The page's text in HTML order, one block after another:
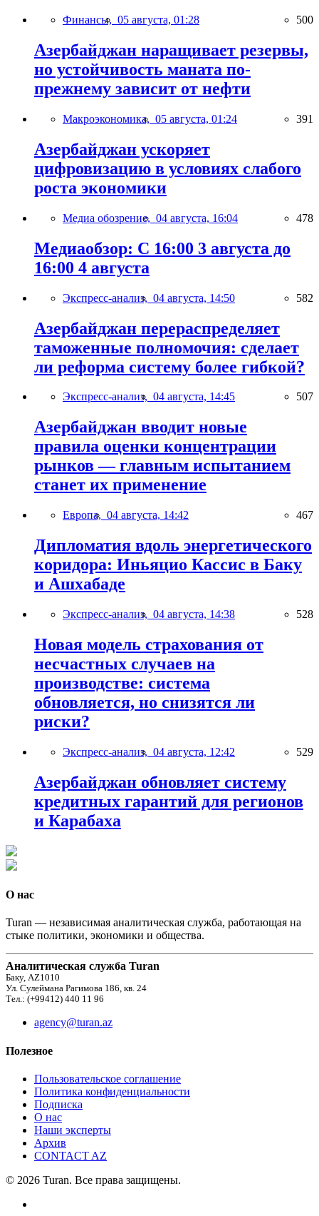
Финансы, 05 августа, 01:28 500
Азербайджан наращивает резервы,
но устойчивость маната по-
прежнему зависит от нефти
Макроэкономика, 05 августа, 01:24 391
Азербайджан ускоряет
цифровизацию в условиях слабого
роста экономики
Медиа обозрение, 04 августа, 16:04 478
Медиаобзор: С 16:00 3 августа до
16:00 4 августа
Экспресс-анализ, 04 августа, 14:50 582
Азербайджан перераспределяет
таможенные полномочия: сделает
ли реформа систему более гибкой?
Экспресс-анализ, 04 августа, 14:45 507
Азербайджан вводит новые
правила оценки концентрации
рынков — главным испытанием
станет их применение
Европа, 04 августа, 14:42 467
Дипломатия вдоль энергетического
коридора: Иньяцио Кассис в Баку
и Ашхабаде
Экспресс-анализ, 04 августа, 14:38 528
Новая модель страхования от
несчастных случаев на
производстве: система
обновляется, но снизятся ли
риски?
Экспресс-анализ, 04 августа, 12:42 529
Азербайджан обновляет систему
кредитных гарантий для регионов
и Карабаха
О нас
Turan — независимая аналитическая служба, работающая на
стыке политики, экономики и общества.
Аналитическая служба Turan
Баку, AZ1010
Ул. Сулеймана Рагимова 186, кв. 24
Тел.: (+99412) 440 11 96
agency@turan.az
Полезное
Пользовательское соглашение
Политика конфиденциальности
Подписка
О нас
Наши эксперты
Архив
CONTACT AZ
© 2026 Turan. Все права защищены.